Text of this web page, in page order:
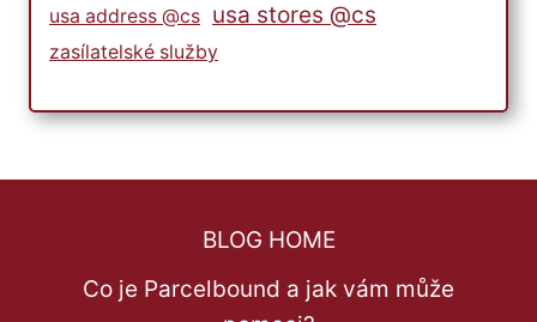
usa address @cs usa stores @cs
zasílatelské služby
BLOG HOME
Co je Parcelbound a jak vám může